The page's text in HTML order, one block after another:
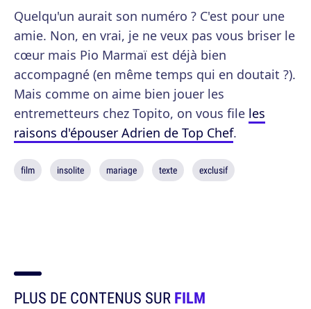
Quelqu'un aurait son numéro ? C'est pour une
amie. Non, en vrai, je ne veux pas vous briser le
cœur mais Pio Marmaï est déjà bien
accompagné (en même temps qui en doutait ?).
Mais comme on aime bien jouer les
entremetteurs chez Topito, on vous file les
raisons d'épouser Adrien de Top Chef.
film insolite mariage texte exclusif
PLUS DE CONTENUS SURFILM